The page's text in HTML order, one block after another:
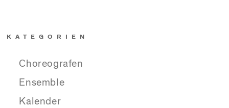
KATEGORIEN
Choreografen
Ensemble
Kalender